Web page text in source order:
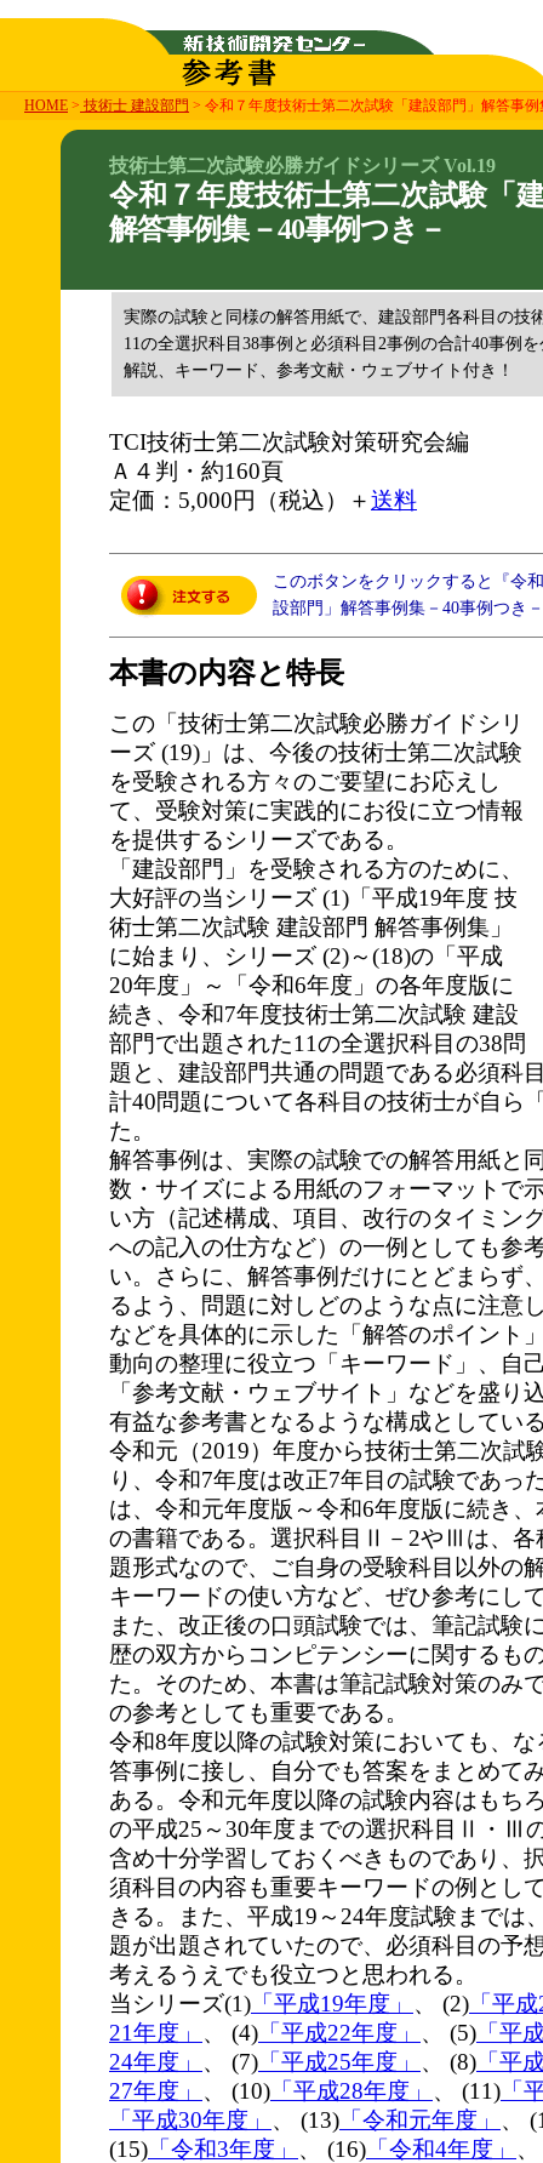
HOME > 技術士 建設部門 > 令和７年度技術士第二次試験「建設部門」解答事
技術士第二次試験必勝ガイドシリーズ Vol.19
令和７年度技術士第二次試験「
解答事例集－40事例つき－
実際の試験と同様の解答用紙で、建設部門各科目の技
11の全選択科目38事例と必須科目2事例の合計40事例
解説、キーワード、参考文献・ウェブサイト付き！
TCI技術士第二次試験対策研究会編
Ａ４判・約160頁
定価：5,000円（税込）＋送料
このボタンをクリックすると『令
設部門」解答事例集－40事例つき
本書の内容と特長
この「技術士第二次試験必勝ガイドシリ
ーズ (19)」は、今後の技術士第二次試験
を受験される方々のご要望にお応えし
て、受験対策に実践的にお役に立つ情報
を提供するシリーズである。
「建設部門」を受験される方のために、
大好評の当シリーズ (1)「平成19年度 技
術士第二次試験 建設部門 解答事例集」
に始まり、シリーズ (2)～(18)の「平成
20年度」～「令和6年度」の各年度版に
続き、令和7年度技術士第二次試験 建設
部門で出題された11の全選択科目の38問
題と、建設部門共通の問題である必須科
計40問題について各科目の技術士が自ら
た。
解答事例は、実際の試験での解答用紙と
数・サイズによる用紙のフォーマットで
い方（記述構成、項目、改行のタイミン
への記入の仕方など）の一例としても参
い。さらに、解答事例だけにとどまらず
るよう、問題に対しどのような点に注意
などを具体的に示した「解答のポイント
動向の整理に役立つ「キーワード」、自
「参考文献・ウェブサイト」などを盛り
有益な参考書となるような構成としてい
令和元（2019）年度から技術士第二次試
り、令和7年度は改正7年目の試験であっ
は、令和元年度版～令和6年度版に続き
の書籍である。選択科目Ⅱ－2やⅢは、各
題形式なので、ご自身の受験科目以外の
キーワードの使い方など、ぜひ参考にし
また、改正後の口頭試験では、筆記試験
歴の双方からコンピテンシーに関するも
た。そのため、本書は筆記試験対策のみ
の参考としても重要である。
令和8年度以降の試験対策においても、
答事例に接し、自分でも答案をまとめて
ある。令和元年度以降の試験内容はもち
の平成25～30年度までの選択科目Ⅱ・Ⅲ
含め十分学習しておくべきものであり、
須科目の内容も重要キーワードの例とし
きる。また、平成19～24年度試験までは
題が出題されていたので、必須科目の予
考えるうえでも役立つと思われる。
当シリーズ(1) 「平成19年度」 、 (2) 「平
21年度」 、 (4) 「平成22年度」 、 (5) 「平
24年度」 、 (7) 「平成25年度」 、 (8) 「平
27年度」 、 (10) 「平成28年度」 、 (11) 「
「平成30年度」 、 (13) 「令和元年度」 、
(15) 「令和3年度」 、 (16) 「令和4年度」